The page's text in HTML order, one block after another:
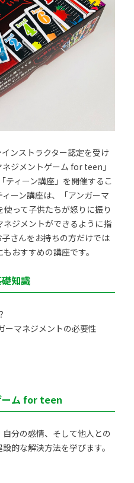
ンストラクター認定を受け
ジメントゲーム for teen」
ティーン講座」を開催するこ
ーン講座は、「アンガーマ
って子供たちが怒りに振り
ジメントができるように指
さんをお持ちの方だけでは
おすすめの講座です。
知識
ーマネジメントの必要性
ーム for teen
分の感情、そして他人との
的な解決方法を学びます。